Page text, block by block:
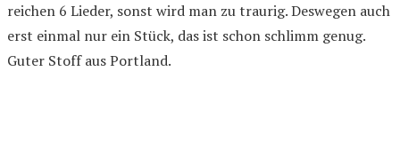
reichen 6 Lieder, sonst wird man zu traurig. Deswegen auch
erst einmal nur ein Stück, das ist schon schlimm genug.
Guter Stoff aus Portland.